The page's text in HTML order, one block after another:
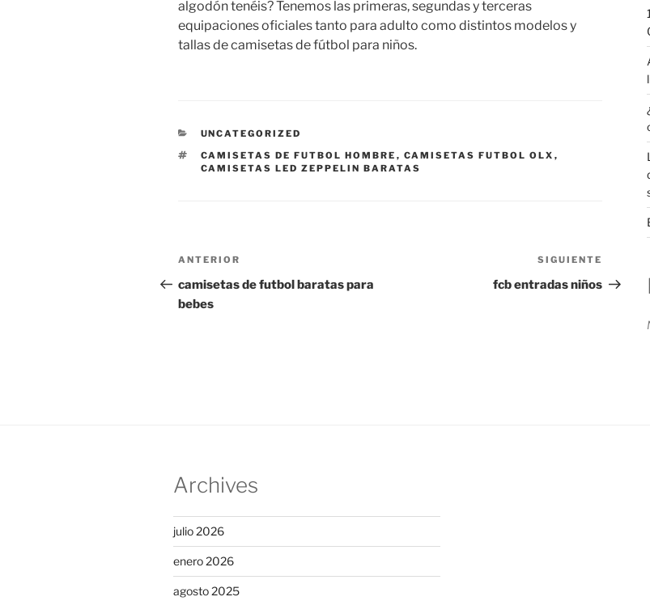
algodón tenéis? Tenemos las primeras, segundas y terceras
equipaciones oficiales tanto para adulto como distintos modelos y
tallas de camisetas de fútbol para niños.
CATEGORÍAS
UNCATEGORIZED
ETIQUETAS
CAMISETAS DE FUTBOL HOMBRE , CAMISETAS FUTBOL OLX ,
CAMISETAS LED ZEPPELIN BARATAS
Navegación
de
entradas
Entrada
anterior:
ANTERIOR
camisetas de futbol baratas para
bebes
SIGUIENTE
fcb entradas niños
Archives
julio 2026
enero 2026
agosto 2025